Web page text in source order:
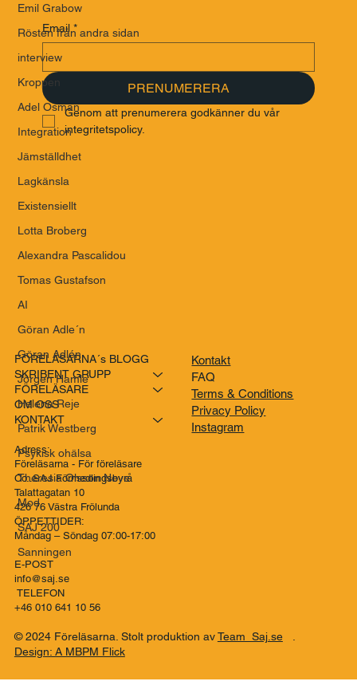
Emil Grabow
Rösten från andra sidan
interview
Kroppen
Adel Osman
Integration
Jämställdhet
Lagkänsla
Existensiellt
Lotta Broberg
Alexandra Pascalidou
Tomas Gustafson
AI
Göran Adle´n
Göran Adlén
Jörgen Hamle
Helena Reje
Patrik Westberg
Psykisk ohälsa
Theresia Olsson Neve
Mod
SAJ 200
Sanningen
Email *
PRENUMERERA
Genom att prenumerera godkänner du vår
integritetspolicy.
FÖRELÄSARNA´s BLOGG
SKRIBENT GRUPP
FÖRELÄSARE
OM OSS
KONTAKT
Adress:
Föreläsarna - För föreläsare
Co..SAJ Förmedlingsbyrå
Talattagatan 10
426 76 Västra Frölunda
ÖPPETTIDER:
Måndag – Söndag 07:00-17:00
E-POST
info@saj.se
TELEFON
+46 010 641 10 56
Kontakt
FAQ
Terms & Conditions
Privacy Policy
Instagram
© 2024 Föreläsarna. Stolt produktion avTeam Saj.se.
Design: A MBPM Flick